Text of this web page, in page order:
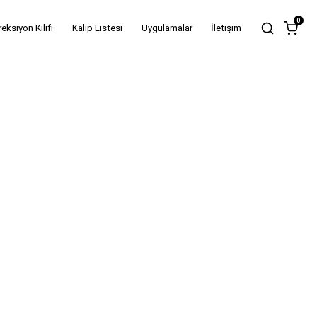
Kılıfı Kalıp Listesi Uygulamalar İletişim
0